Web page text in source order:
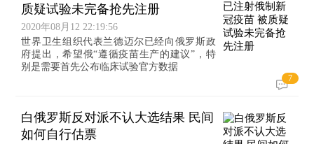
质疑试验未完备抢先注册
2020年08月12 22:19:56
世界卫生组织代表兰德迈尔已经向俄罗斯政
府提出，希望俄“遵循疫苗生产的建议”，特
别是需要首先公布临床试验官方数据
7
白俄罗斯反对派不认大选结果 民间
如何自行估票